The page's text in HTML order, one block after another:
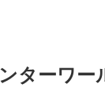
ターワー